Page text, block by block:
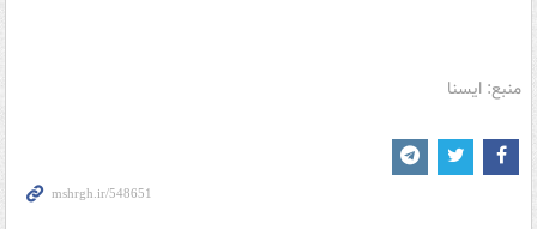
منبع: ایسنا